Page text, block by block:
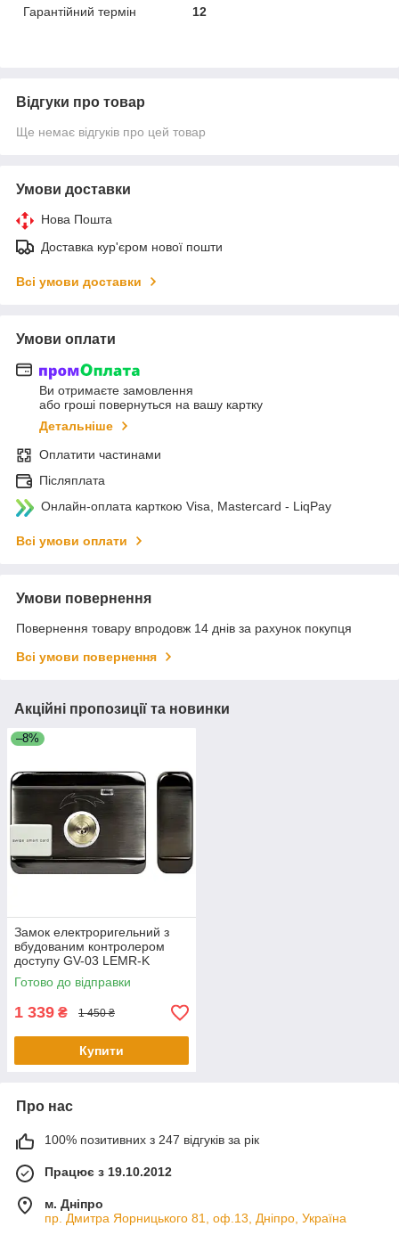
Гарантійний термін
12
Відгуки про товар
Ще немає відгуків про цей товар
Умови доставки
Нова Пошта
Доставка кур'єром нової пошти
Всі умови доставки
Умови оплати
Ви отримаєте замовлення
або гроші повернуться на вашу картку
Детальніше
Оплатити частинами
Післяплата
Онлайн-оплата карткою Visa, Mastercard - LiqPay
Всі умови оплати
Умови повернення
Повернення товару впродовж 14 днів за рахунок покупця
Всі умови повернення
Акційні пропозиції та новинки
–8%
Замок електроригельний з
вбудованим контролером
доступу GV-03 LEMR-K
Готово до відправки
1 339 ₴ 1 450 ₴
Купити
Про нас
100% позитивних з 247 відгуків за рік
Працює з 19.10.2012
м. Дніпро
пр. Дмитра Яорницького 81, оф.13, Дніпро, Україна